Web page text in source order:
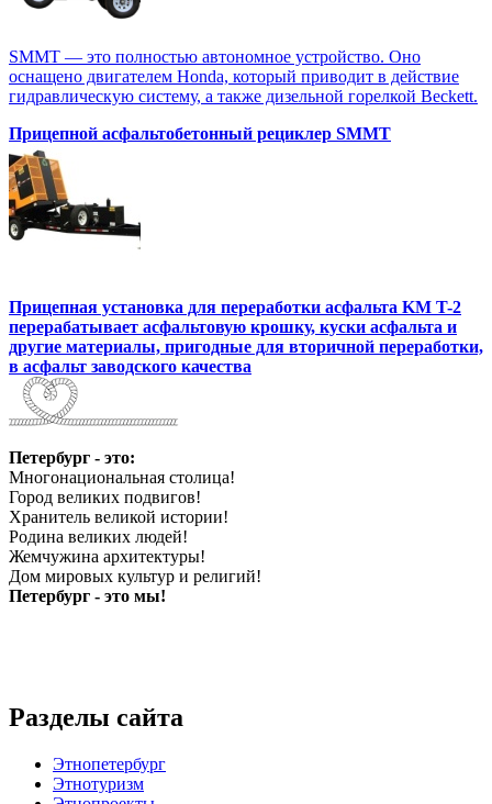
SMMT — это полностью автономное устройство. Оно
оснащено двигателем Honda, который приводит в действие
гидравлическую систему, а также дизельной горелкой Beckett.
Прицепной асфальтобетонный рециклер SMMT
Прицепная установка для переработки асфальта KM T-2
перерабатывает асфальтовую крошку, куски асфальта и
другие материалы, пригодные для вторичной переработки,
в асфальт заводского качества
Петербург - это:
Многонациональная столица!
Город великих подвигов!
Хранитель великой истории!
Родина великих людей!
Жемчужина архитектуры!
Дом мировых культур и религий!
Петербург - это мы!
Разделы сайта
Этнопетербург
Этнотуризм